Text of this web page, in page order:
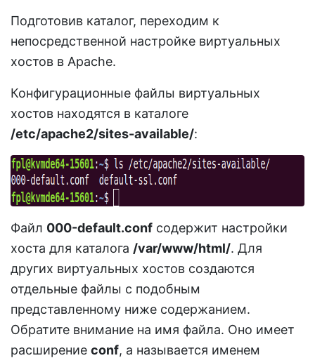
Подготовив каталог, переходим к
непосредственной настройке виртуальных
хостов в Apache.
Конфигурационные файлы виртуальных
хостов находятся в каталоге
/etc/apache2/sites-available/:
Файл 000-default.conf содержит настройки
хоста для каталога /var/www/html/. Для
других виртуальных хостов создаются
отдельные файлы с подобным
представленному ниже содержанием.
Обратите внимание на имя файла. Оно имеет
расширение conf, а называется именем